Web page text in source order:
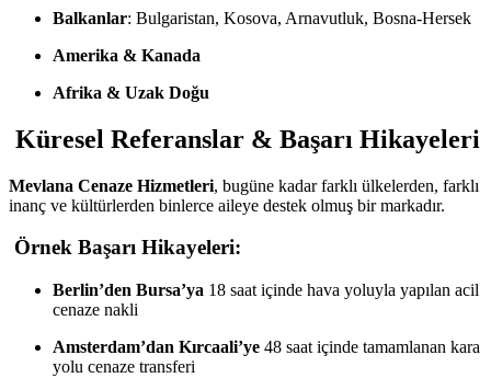
Balkanlar: Bulgaristan, Kosova, Arnavutluk, Bosna-Hersek
Amerika & Kanada
Afrika & Uzak Doğu
Küresel Referanslar & Başarı Hikayeleri
Mevlana Cenaze Hizmetleri, bugüne kadar farklı ülkelerden, farklı
inanç ve kültürlerden binlerce aileye destek olmuş bir markadır.
Örnek Başarı Hikayeleri:
Berlin’den Bursa’ya 18 saat içinde hava yoluyla yapılan acil
cenaze nakli
Amsterdam’dan Kırcaali’ye 48 saat içinde tamamlanan kara
yolu cenaze transferi